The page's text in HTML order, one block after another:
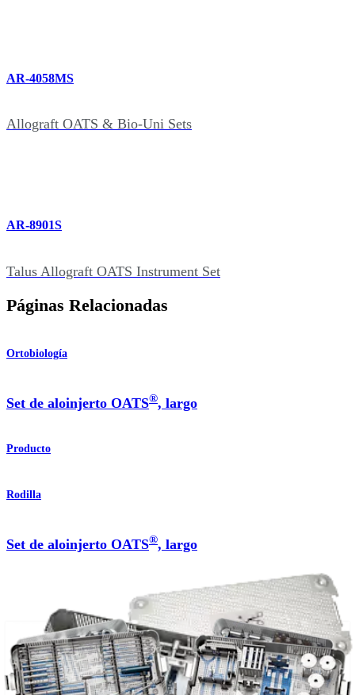
AR-4058MS
Allograft OATS & Bio-Uni Sets
AR-8901S
Talus Allograft OATS Instrument Set
Páginas Relacionadas
Ortobiología
Set de aloinjerto OATS®, largo
Producto
Rodilla
Set de aloinjerto OATS®, largo
Pie y tobillo
Talus OATS®Set